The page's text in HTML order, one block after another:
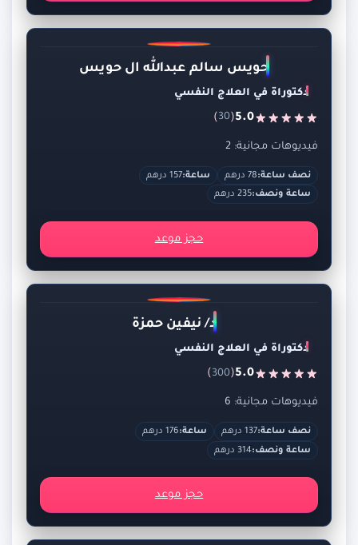
حويس سالم عبدالله ال حويس
دكتوراة في العلاج النفسي
5.0
(
30
)
فيديوهات مجانية: 2
نصف ساعة:78 درهم ساعة:157 درهم
ساعة ونصف:235 درهم
حجز موعد
د/ نيفين حمزة
دكتوراة في العلاج النفسي
5.0
(
300
)
فيديوهات مجانية: 6
نصف ساعة:137 درهم ساعة:176 درهم
ساعة ونصف:314 درهم
حجز موعد